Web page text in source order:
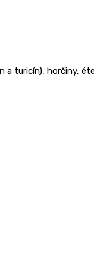
turicín), horčiny,